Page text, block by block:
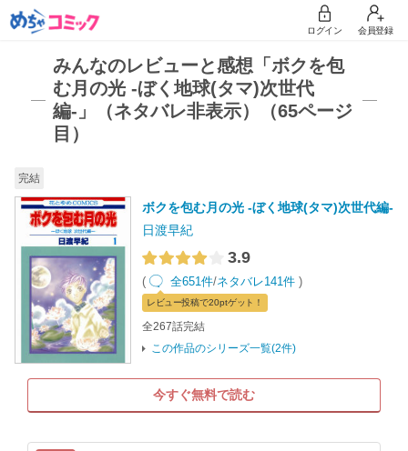
ログイン 会員登録
みんなのレビューと感想「ボクを包
む月の光 -ぼく地球(タマ)次世代
編-」（ネタバレ非表示）（65ページ
目）
完結
ボクを包む月の光 -ぼく地球(タマ)次世代編-
日渡早紀
3.9
( 全651件/ネタバレ141件 )
レビュー投稿で20ptゲット！
全267話完結
この作品のシリーズ一覧(2件)
今すぐ無料で読む